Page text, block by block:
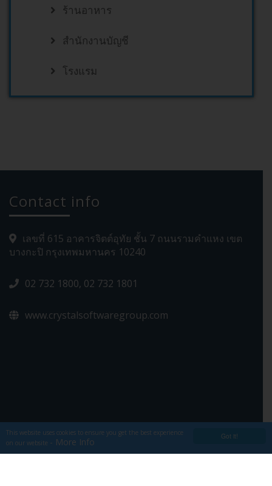
Got it!
This website uses cookies to ensure you get the best experience
on our website - More Info
ร้านอาหาร
สำนักงานบัญชี
โรงแรม
Contact info
เลขที่ 615 อาคารจิตต์อุทัย ชั้น 7 ถนนรามคำแหง เขต
บางกะปิ กรุงเทพมหานคร 10240
02 732 1800, 02 732 1801
www.crystalsoftwaregroup.com
Copyright 2016 Developed ByCrystalsoftwaregroup